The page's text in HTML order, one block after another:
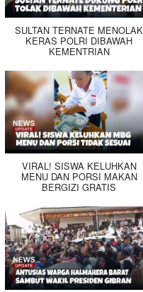
SULTAN TERNATE MENOLAK
KERAS POLRI DIBAWAH
KEMENTRIAN
VIRAL! SISWA KELUHKAN
MENU DAN PORSI MAKAN
BERGIZI GRATIS